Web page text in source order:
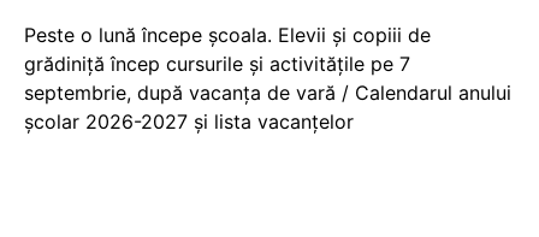
Peste o lună începe școala. Elevii și copiii de
grădiniță încep cursurile și activitățile pe 7
septembrie, după vacanța de vară / Calendarul anului
școlar 2026-2027 și lista vacanțelor